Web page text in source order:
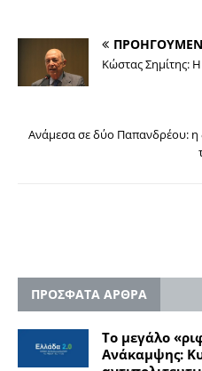
Κώστας Σημίτης: Η
Ανάμεσα σε δύο Παπανδρέου: η
ΠΡΟΣΦΑΤΑ ΑΡΘΡΑ
Το μεγάλο
Ανάκαμψης: